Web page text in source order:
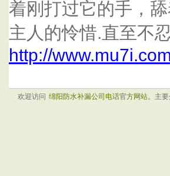
着刚打过它的手，
主人的怜惜.直至不忍
http://
欢迎访问 绵阳防水补漏公司电话官方网站。主